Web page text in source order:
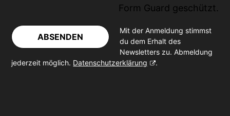
Form Guard geschützt.
ABSENDEN
Mit der Anmeldung stimmst
du dem Erhalt des
Newsletters zu. Abmeldung
jederzeit möglich. Datenschutzerklärung .